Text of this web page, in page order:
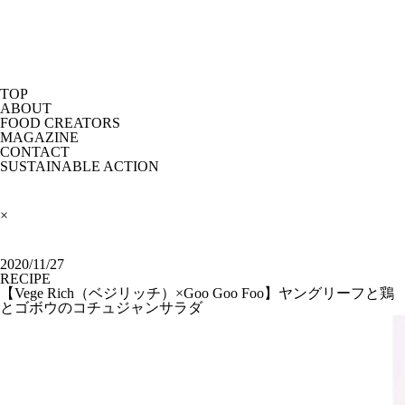
TOP
ABOUT
FOOD CREATORS
MAGAZINE
CONTACT
SUSTAINABLE ACTION
×
2020/11/27
RECIPE
【Vege Rich（ベジリッチ）×Goo Goo Foo】ヤングリーフと鶏
とゴボウのコチュジャンサラダ